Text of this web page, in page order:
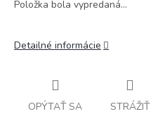
Položka bola vypredaná…
Detailné informácie
OPÝTAŤ SA STRÁŽIŤ